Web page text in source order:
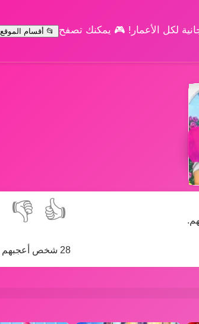
لكل الأعمار! 🎮 يمكنك تصفح 📂 أقسام الموقع
👍
👎
28 شخص أعجبهم هذه اللعبة، انضم إليهم!